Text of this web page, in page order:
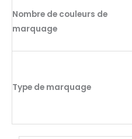
Nombre de couleurs de
marquage
Type de marquage